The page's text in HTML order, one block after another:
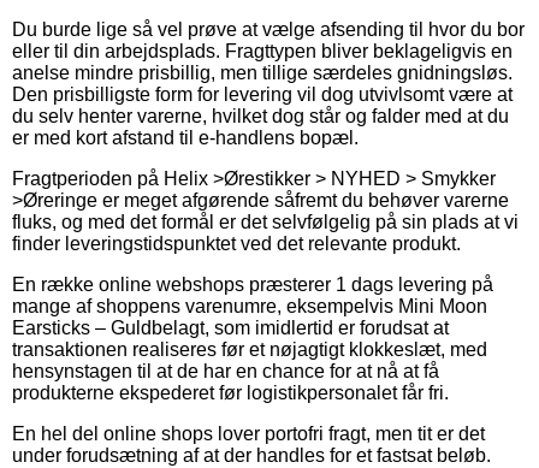
Du burde lige så vel prøve at vælge afsending til hvor du bor
eller til din arbejdsplads. Fragttypen bliver beklageligvis en
anelse mindre prisbillig, men tillige særdeles gnidningsløs.
Den prisbilligste form for levering vil dog utvivlsomt være at
du selv henter varerne, hvilket dog står og falder med at du
er med kort afstand til e-handlens bopæl.
Fragtperioden på Helix >Ørestikker > NYHED > Smykker
>Øreringe er meget afgørende såfremt du behøver varerne
fluks, og med det formål er det selvfølgelig på sin plads at vi
finder leveringstidspunktet ved det relevante produkt.
En række online webshops præsterer 1 dags levering på
mange af shoppens varenumre, eksempelvis Mini Moon
Earsticks – Guldbelagt, som imidlertid er forudsat at
transaktionen realiseres før et nøjagtigt klokkeslæt, med
hensynstagen til at de har en chance for at nå at få
produkterne ekspederet før logistikpersonalet får fri.
En hel del online shops lover portofri fragt, men tit er det
under forudsætning af at der handles for et fastsat beløb.